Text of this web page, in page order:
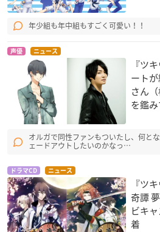
年少組も年中組もすごく可愛い！！
声優 ニュース
『ツ
ート
さん
を鑑み
オルガで同性ファンもついたし、何と
ェードアウトしたいのかなっ…
ドラマCD ニュース
『ツ
奇譚
ビキ
着